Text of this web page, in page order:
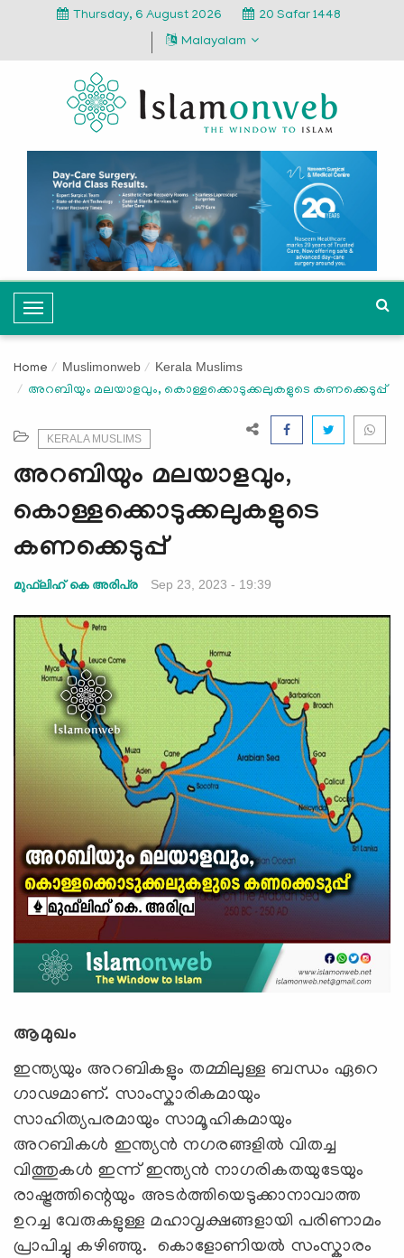
Thursday, 6 August 2026
20 Safar 1448
Malayalam
T
o
g
l
a
v
i
a
i
o
n
Home Muslimonweb Kerala Muslims
അറബിയും മലയാളവും, കൊള്ളക്കൊടുക്കലുകളുടെ കണക്കെടുപ്പ്
KERALA MUSLIMS
അറബിയും മലയാളവും,
കൊള്ളക്കൊടുക്കലുകളുടെ
കണക്കെടുപ്പ്
മുഫ്‍ലിഹ് കെ അരിപ്ര Sep 23, 2023 - 19:39
ആമുഖം
ഇന്ത്യയും അറബികളും തമ്മിലുള്ള ബന്ധം ഏറെ
ഗാഢമാണ്. സാംസ്കാരികമായും
സാഹിത്യപരമായും സാമൂഹികമായും
അറബികൾ ഇന്ത്യൻ നഗരങ്ങളിൽ വിതച്ച
വിത്തുകൾ ഇന്ന് ഇന്ത്യൻ നാഗരികതയുടേയും
രാഷ്ട്രത്തിന്റെയും അടർത്തിയെടുക്കാനാവാത്ത
ഉറച്ച വേരുകളുള്ള മഹാവൃക്ഷങ്ങളായി പരിണാമം
പ്രാപിച്ചു കഴിഞ്ഞു. കൊളോണിയൽ സംസ്കാരം